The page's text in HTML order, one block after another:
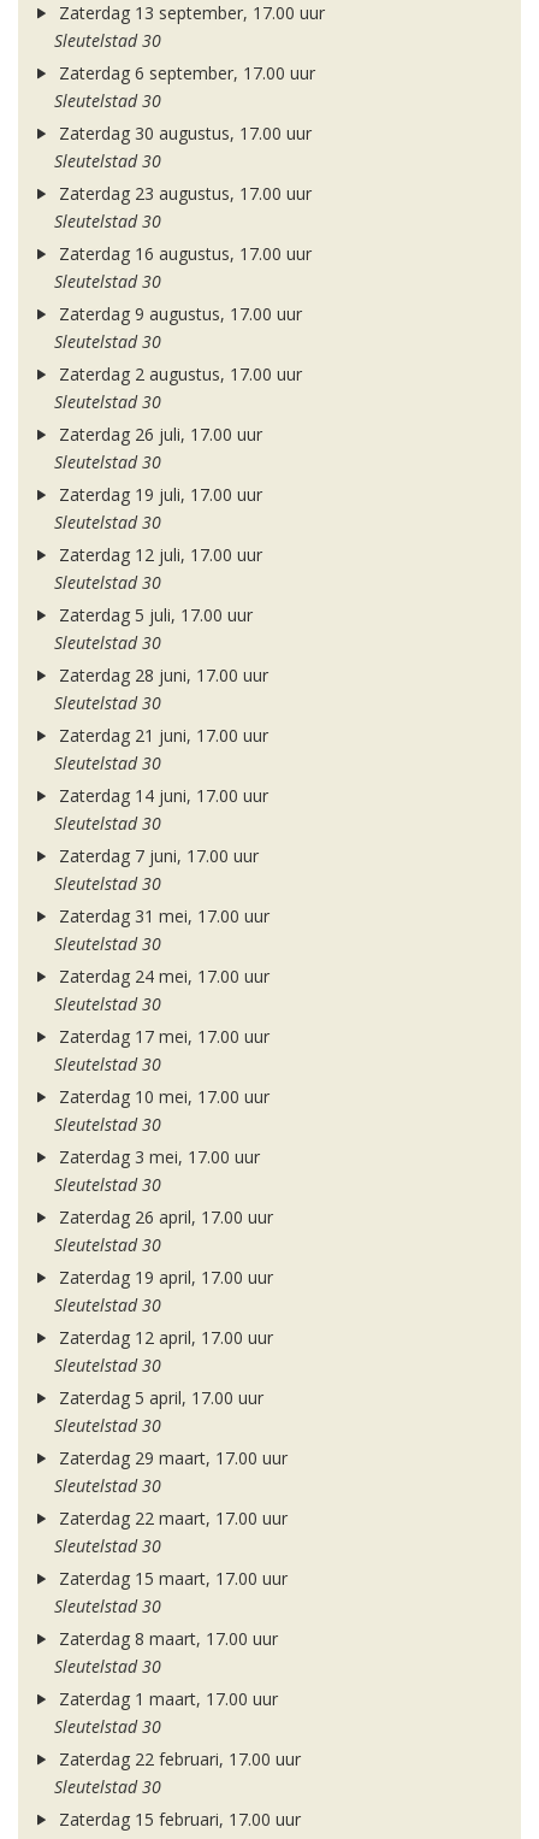
Zaterdag 13 september, 17.00 uur
Sleutelstad 30
Zaterdag 6 september, 17.00 uur
Sleutelstad 30
Zaterdag 30 augustus, 17.00 uur
Sleutelstad 30
Zaterdag 23 augustus, 17.00 uur
Sleutelstad 30
Zaterdag 16 augustus, 17.00 uur
Sleutelstad 30
Zaterdag 9 augustus, 17.00 uur
Sleutelstad 30
Zaterdag 2 augustus, 17.00 uur
Sleutelstad 30
Zaterdag 26 juli, 17.00 uur
Sleutelstad 30
Zaterdag 19 juli, 17.00 uur
Sleutelstad 30
Zaterdag 12 juli, 17.00 uur
Sleutelstad 30
Zaterdag 5 juli, 17.00 uur
Sleutelstad 30
Zaterdag 28 juni, 17.00 uur
Sleutelstad 30
Zaterdag 21 juni, 17.00 uur
Sleutelstad 30
Zaterdag 14 juni, 17.00 uur
Sleutelstad 30
Zaterdag 7 juni, 17.00 uur
Sleutelstad 30
Zaterdag 31 mei, 17.00 uur
Sleutelstad 30
Zaterdag 24 mei, 17.00 uur
Sleutelstad 30
Zaterdag 17 mei, 17.00 uur
Sleutelstad 30
Zaterdag 10 mei, 17.00 uur
Sleutelstad 30
Zaterdag 3 mei, 17.00 uur
Sleutelstad 30
Zaterdag 26 april, 17.00 uur
Sleutelstad 30
Zaterdag 19 april, 17.00 uur
Sleutelstad 30
Zaterdag 12 april, 17.00 uur
Sleutelstad 30
Zaterdag 5 april, 17.00 uur
Sleutelstad 30
Zaterdag 29 maart, 17.00 uur
Sleutelstad 30
Zaterdag 22 maart, 17.00 uur
Sleutelstad 30
Zaterdag 15 maart, 17.00 uur
Sleutelstad 30
Zaterdag 8 maart, 17.00 uur
Sleutelstad 30
Zaterdag 1 maart, 17.00 uur
Sleutelstad 30
Zaterdag 22 februari, 17.00 uur
Sleutelstad 30
Zaterdag 15 februari, 17.00 uur